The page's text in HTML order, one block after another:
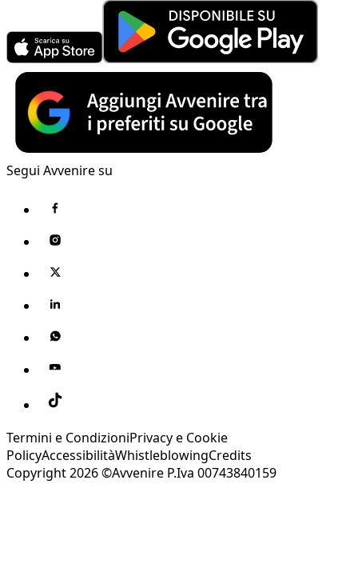
Segui Avvenire su
Termini e CondizioniPrivacy e Cookie
PolicyAccessibilitàWhistleblowingCredits
Copyright 2026 ©Avvenire P.Iva 00743840159